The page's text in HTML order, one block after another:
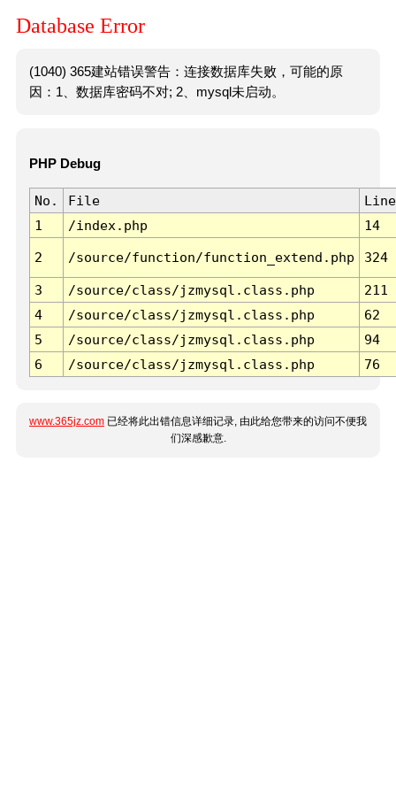
Database Error
(1040) 365建站错误警告：连接数据库失败，可能的原
因：1、数据库密码不对; 2、mysql未启动。
PHP Debug
No. File
Line
1
/index.php 14
2 /source/function/function_extend.php 324
3 /source/class/jzmysql.class.php
211
4
/source/class/jzmysql.class.php
62
5
/source/class/jzmysql.class.php
94
6
/source/class/jzmysql.class.php 76
www.365jz.com 已经将此出错信息详细记录, 由此给您带来的访问不便我
们深感歉意.